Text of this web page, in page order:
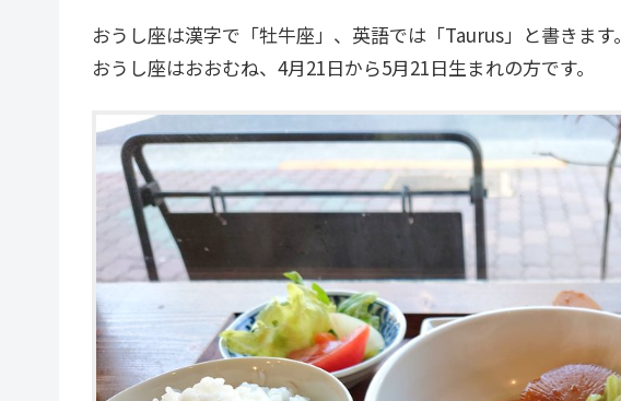
おうし座は漢字で「牡牛座」、英語では「Taurus」と書きます。
おうし座はおおむね、4月21日から5月21日生まれの方です。